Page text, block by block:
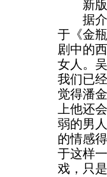
新版
据介绍
于《金
剧中的
女人。
我们已
觉得潘
上他还
弱的男
的情感
于这样
戏，只